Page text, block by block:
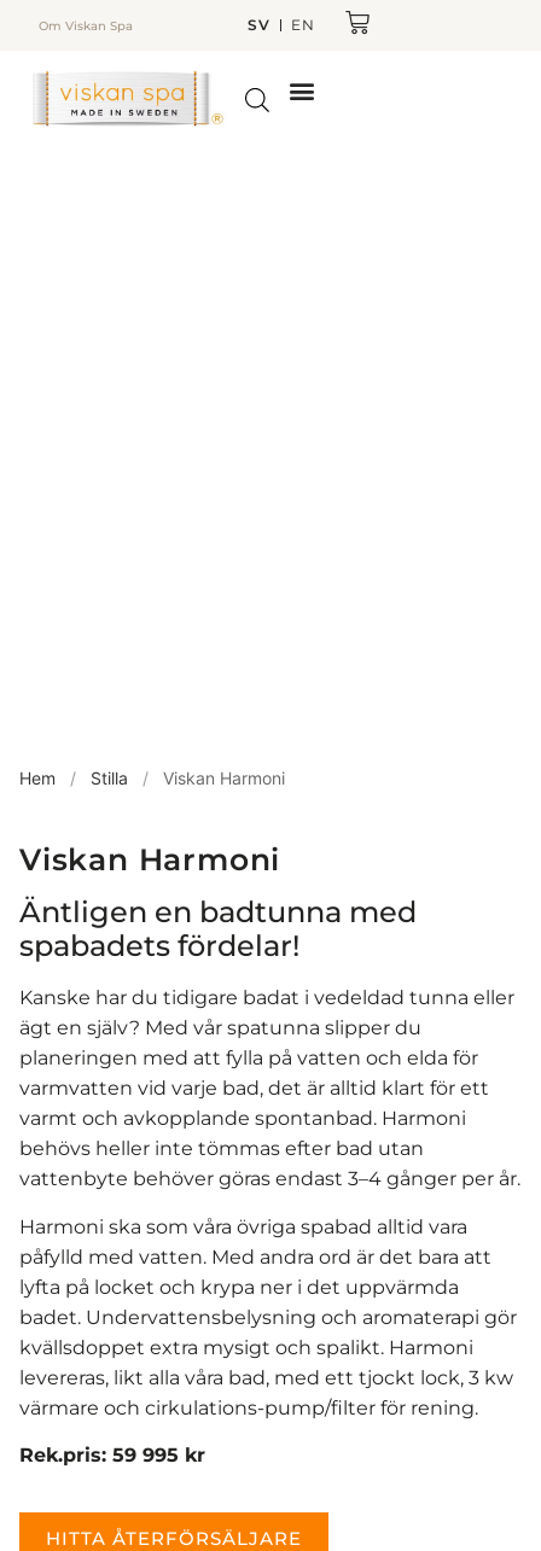
Om Viskan Spa SV EN
Hem / Stilla / Viskan Harmoni
Viskan Harmoni
Äntligen en badtunna med
spabadets fördelar!
Kanske har du tidigare badat i vedeldad tunna eller
ägt en själv? Med vår spatunna slipper du
planeringen med att fylla på vatten och elda för
varmvatten vid varje bad, det är alltid klart för ett
varmt och avkopplande spontanbad. Harmoni
behövs heller inte tömmas efter bad utan
vattenbyte behöver göras endast 3–4 gånger per år.
Harmoni ska som våra övriga spabad alltid vara
påfylld med vatten. Med andra ord är det bara att
lyfta på locket och krypa ner i det uppvärmda
badet. Undervattensbelysning och aromaterapi gör
kvällsdoppet extra mysigt och spalikt. Harmoni
levereras, likt alla våra bad, med ett tjockt lock, 3 kw
värmare och cirkulations-pump/filter för rening.
Rek.pris: 59 995 kr
HITTA ÅTERFÖRSÄLJARE